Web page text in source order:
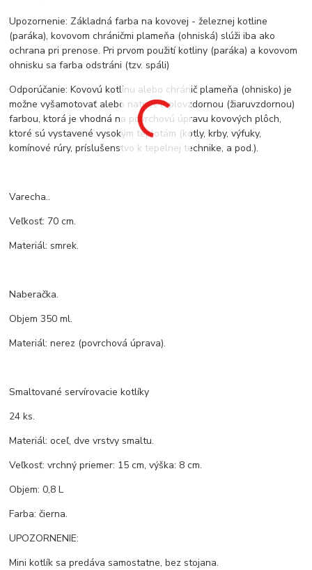
Upozornenie: Základná farba na kovovej - železnej kotline
(paráka), kovovom chráničmi plameňa (ohniská) slúži iba ako
ochrana pri prenose. Pri prvom použití kotliny (paráka) a kovovom
ohnisku sa farba odstráni (tzv. spáli)
Odporúčanie: Kovovú kotlinu alebo chránič plameňa (ohnisko) je
možne vyšamotovať alebo natrieť teplovzdornou (žiaruvzdornou)
farbou, ktorá je vhodná na povrchovú úpravu kovových plôch,
ktoré sú vystavené vysokým teplotám (kotly, krby, výfuky,
komínové rúry, príslušenstvo k tepelnej technike, a pod.).
Varecha..
Veľkosť: 70 cm.
Materiál: smrek.
Naberačka.
Objem 350 ml.
Materiál: nerez (povrchová úprava).
Smaltované servírovacie kotlíky
24 ks.
Materiál: oceľ, dve vrstvy smaltu.
Veľkosť: vrchný priemer: 15 cm, výška: 8 cm.
Objem: 0,8 L
Farba: čierna.
UPOZORNENIE:
Mini kotlík sa predáva samostatne, bez stojana.